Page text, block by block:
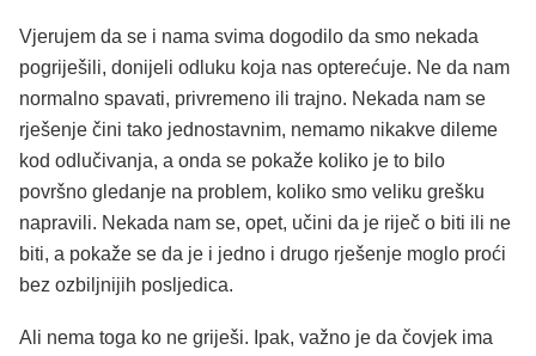
Vjerujem da se i nama svima dogodilo da smo nekada
pogriješili, donijeli odluku koja nas opterećuje. Ne da nam
normalno spavati, privremeno ili trajno. Nekada nam se
rješenje čini tako jednostavnim, nemamo nikakve dileme
kod odlučivanja, a onda se pokaže koliko je to bilo
površno gledanje na problem, koliko smo veliku grešku
napravili. Nekada nam se, opet, učini da je riječ o biti ili ne
biti, a pokaže se da je i jedno i drugo rješenje moglo proći
bez ozbiljnijih posljedica.
Ali nema toga ko ne griješi. Ipak, važno je da čovjek ima